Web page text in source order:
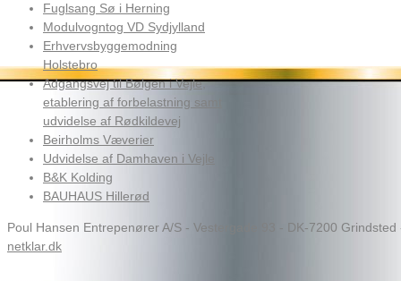
Fuglsang Sø i Herning
Modulvogntog VD Sydjylland
Erhvervsbyggemodning
Holstebro
Adgangsvej til Bølgen i Vejle,
etablering af forbelastning samt
udvidelse af Rødkildevej
Beirholms Væverier
Udvidelse af Damhaven i Vejle
B&K Kolding
BAUHAUS Hillerød
Poul Hansen Entrepenører A/S - Vestergade 93 - DK-7200
netklar.dk